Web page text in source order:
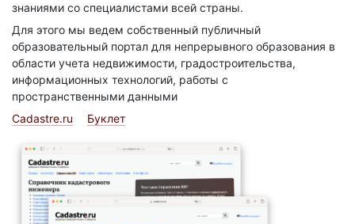
знаниями со специалистами всей страны.
Для этого мы ведем собственный публичный
образовательный портал для непрерывного образования в
области учета недвижимости, градостроительства,
информационных технологий, работы с
пространственными данными
Cadastre.ru
Буклет